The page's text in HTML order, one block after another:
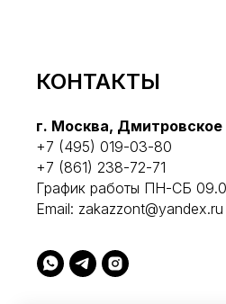
КОНТАКТЫ
г. Москва, Дмитровское
+7 (495) 019-03-80
+7 (861) 238-72-71
График работы ПН-СБ
Email: zakazzont@yandex.ru